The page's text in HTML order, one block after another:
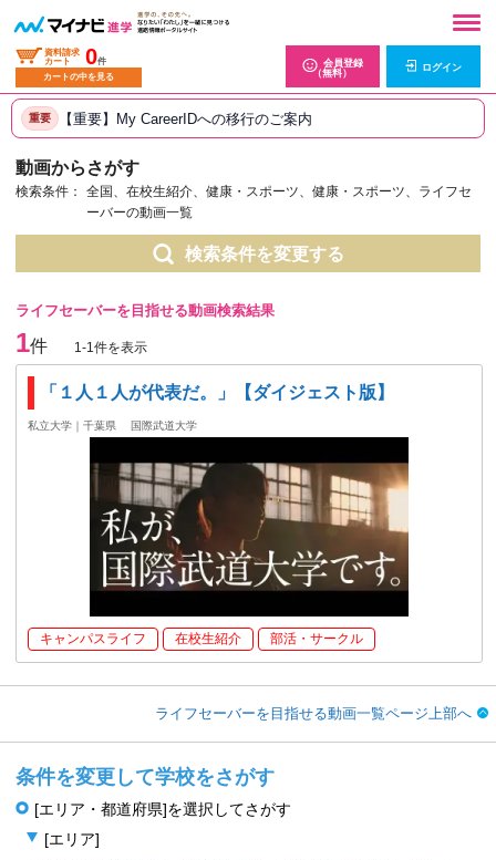
資料請求
カート
0件
カートの中を見る
会員登録
（無料）
ログイン
重要 【重要】My CareerIDへの移行のご案内
動画からさがす
検索条件：
全国、在校生紹介、健康・スポーツ、健康・スポーツ、ライフセ
ーバーの動画一覧
検索条件を変更する
ライフセーバーを目指せる動画検索結果
1件 1-1件を表示
「１人１人が代表だ。」【ダイジェスト版】
私立大学｜千葉県 国際武道大学
キャンパスライフ 在校生紹介 部活・サークル
ライフセーバーを目指せる動画一覧ページ上部へ
条件を変更して学校をさがす
[エリア・都道府県]を選択してさがす
[エリア]